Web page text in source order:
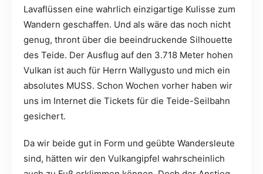
Lavaflüssen eine wahrlich einzigartige Kulisse zum
Wandern geschaffen. Und als wäre das noch nicht
genug, thront über die beeindruckende Silhouette
des Teide. Der Ausflug auf den 3.718 Meter hohen
Vulkan ist auch für Herrn Wallygusto und mich ein
absolutes MUSS. Schon Wochen vorher haben wir
uns im Internet die Tickets für die Teide-Seilbahn
gesichert.
Da wir beide gut in Form und geübte Wandersleute
sind, hätten wir den Vulkangipfel wahrscheinlich